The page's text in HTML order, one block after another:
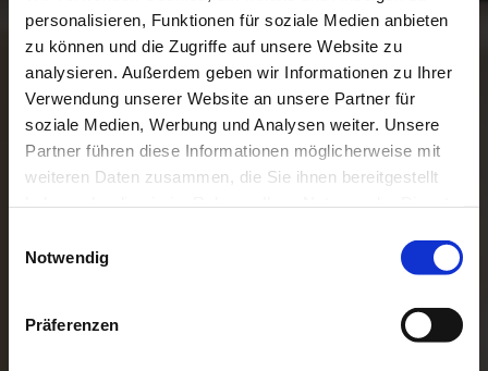
personalisieren, Funktionen für soziale Medien anbieten
zu können und die Zugriffe auf unsere Website zu
analysieren. Außerdem geben wir Informationen zu Ihrer
Verwendung unserer Website an unsere Partner für
soziale Medien, Werbung und Analysen weiter. Unsere
Partner führen diese Informationen möglicherweise mit
weiteren Daten zusammen, die Sie ihnen bereitgestellt
Notwendig
Präferenzen
Telefon: 040 675 33 13 / 0171 826 98 85
E-Mail: info@apello.de
Telefax: 040 675 90 607
Kontakt
Tel. 040 675 33 13 /